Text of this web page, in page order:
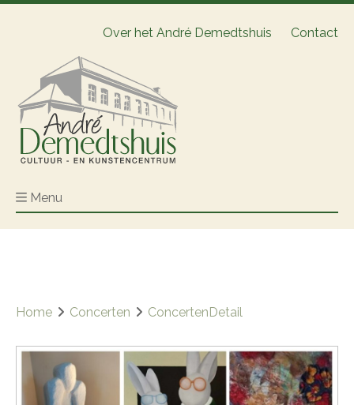
Over het André Demedtshuis Contact
Menu
Home Concerten ConcertenDetail